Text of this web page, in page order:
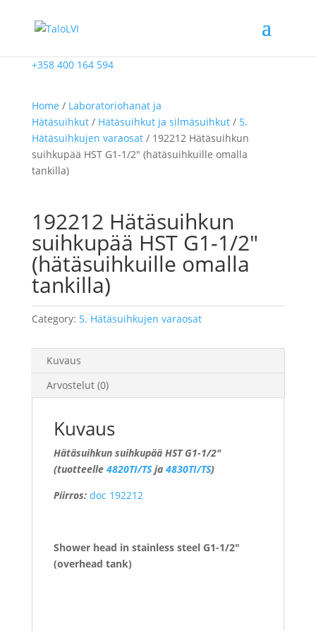
+358 400 164 594
Home / Laboratoriohanat ja
Hätäsuihkut/ Hätäsuihkut ja silmäsuihkut/ 5.
Hätäsuihkujen varaosat/ 192212 Hätäsuihkun
suihkupää HST G1-1/2″ (hätäsuihkuille omalla
tankilla)
192212 Hätäsuihkun
suihkupää HST G1-1/2″
(hätäsuihkuille omalla
tankilla)
Category: 5. Hätäsuihkujen varaosat
Kuvaus
Arvostelut (0)
Kuvaus
Hätäsuihkun suihkupää HST G1-1/2″
(tuotteelle 4820TI/TSja 4830TI/TS)
Piirros: doc 192212
Shower head in stainless steel G1-1/2″
(overhead tank)